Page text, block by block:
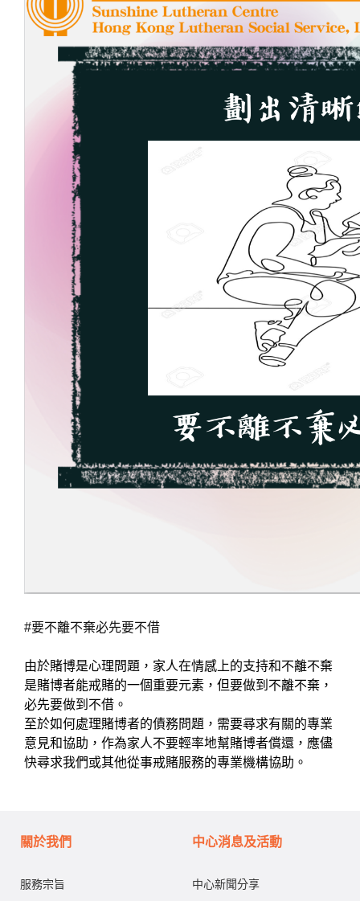
#要不離不棄必先要不借
由於賭博是心理問題，家人在情感上的支持和不離不棄
是賭博者能戒賭的一個重要元素，但要做到不離不棄，
必先要做到不借。
至於如何處理賭博者的債務問題，需要尋求有關的專業
意見和協助，作為家人不要輕率地幫賭博者償還，應儘
快尋求我們或其他從事戒賭服務的專業機構協助。
關於我們
服務宗旨
中心消息及活動
中心新聞分享